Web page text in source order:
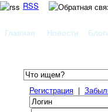
RSS
Главная Новости
Регистрация |